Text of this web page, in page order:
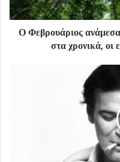
Ο Φεβρουάριος
στα χρονικά, οι